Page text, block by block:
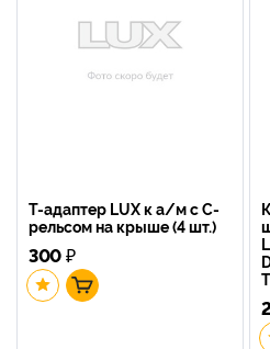
Т-адаптер LUX к а/м с С-
рельсом на крыше (4 шт.)
300₽